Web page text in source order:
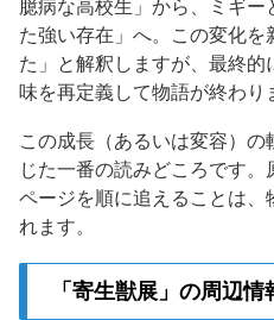
臆病な高校生」から、ミギ
た強い存在」へ。この変化を
た」と解釈しますが、最終
味を再定義して物語が終わり
この成長（あるいは変容）
じた一番の読みどころです
ページを順に追えることは、
れます。
「寄生獣展」の周辺情